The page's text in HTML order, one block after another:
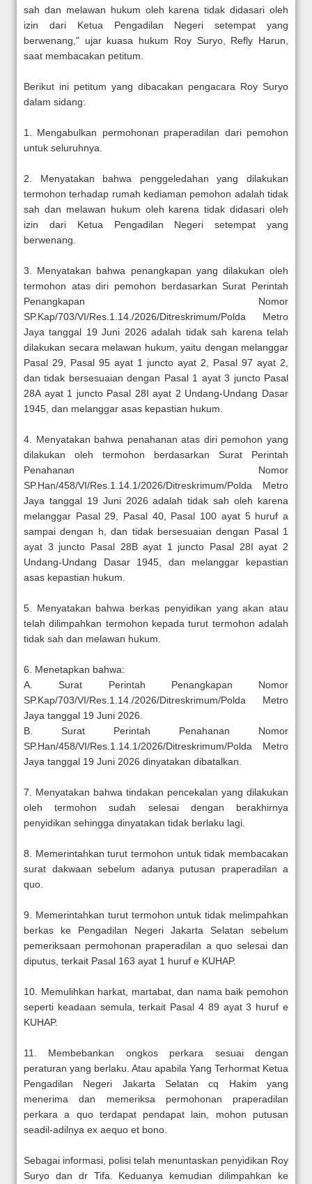
sah dan melawan hukum oleh karena tidak didasari oleh
izin dari Ketua Pengadilan Negeri setempat yang
berwenang," ujar kuasa hukum Roy Suryo, Refly Harun,
saat membacakan petitum.
Berikut ini petitum yang dibacakan pengacara Roy Suryo
dalam sidang:
1. Mengabulkan permohonan praperadilan dari pemohon
untuk seluruhnya.
2. Menyatakan bahwa penggeledahan yang dilakukan
termohon terhadap rumah kediaman pemohon adalah tidak
sah dan melawan hukum oleh karena tidak didasari oleh
izin dari Ketua Pengadilan Negeri setempat yang
berwenang.
3. Menyatakan bahwa penangkapan yang dilakukan oleh
termohon atas diri pemohon berdasarkan Surat Perintah
Penangkapan Nomor
SP.Kap/703/VI/Res.1.14./2026/Ditreskrimum/Polda Metro
Jaya tanggal 19 Juni 2026 adalah tidak sah karena telah
dilakukan secara melawan hukum, yaitu dengan melanggar
Pasal 29, Pasal 95 ayat 1 juncto ayat 2, Pasal 97 ayat 2,
dan tidak bersesuaian dengan Pasal 1 ayat 3 juncto Pasal
28A ayat 1 juncto Pasal 28I ayat 2 Undang-Undang Dasar
1945, dan melanggar asas kepastian hukum.
4. Menyatakan bahwa penahanan atas diri pemohon yang
dilakukan oleh termohon berdasarkan Surat Perintah
Penahanan Nomor
SP.Han/458/VI/Res.1.14.1/2026/Ditreskrimum/Polda Metro
Jaya tanggal 19 Juni 2026 adalah tidak sah oleh karena
melanggar Pasal 29, Pasal 40, Pasal 100 ayat 5 huruf a
sampai dengan h, dan tidak bersesuaian dengan Pasal 1
ayat 3 juncto Pasal 28B ayat 1 juncto Pasal 28I ayat 2
Undang-Undang Dasar 1945, dan melanggar kepastian
asas kepastian hukum.
5. Menyatakan bahwa berkas penyidikan yang akan atau
telah dilimpahkan termohon kepada turut termohon adalah
tidak sah dan melawan hukum.
6. Menetapkan bahwa:
A. Surat Perintah Penangkapan Nomor
SP.Kap/703/VI/Res.1.14./2026/Ditreskrimum/Polda Metro
Jaya tanggal 19 Juni 2026.
B. Surat Perintah Penahanan Nomor
SP.Han/458/VI/Res.1.14.1/2026/Ditreskrimum/Polda Metro
Jaya tanggal 19 Juni 2026 dinyatakan dibatalkan.
7. Menyatakan bahwa tindakan pencekalan yang dilakukan
oleh termohon sudah selesai dengan berakhirnya
penyidikan sehingga dinyatakan tidak berlaku lagi.
8. Memerintahkan turut termohon untuk tidak membacakan
surat dakwaan sebelum adanya putusan praperadilan a
quo.
9. Memerintahkan turut termohon untuk tidak melimpahkan
berkas ke Pengadilan Negeri Jakarta Selatan sebelum
pemeriksaan permohonan praperadilan a quo selesai dan
diputus, terkait Pasal 163 ayat 1 huruf e KUHAP.
10. Memulihkan harkat, martabat, dan nama baik pemohon
seperti keadaan semula, terkait Pasal 4 89 ayat 3 huruf e
KUHAP.
11. Membebankan ongkos perkara sesuai dengan
peraturan yang berlaku. Atau apabila Yang Terhormat Ketua
Pengadilan Negeri Jakarta Selatan cq Hakim yang
menerima dan memeriksa permohonan praperadilan
perkara a quo terdapat pendapat lain, mohon putusan
seadil-adilnya ex aequo et bono.
Sebagai informasi, polisi telah menuntaskan penyidikan Roy
Suryo dan dr Tifa. Keduanya kemudian dilimpahkan ke